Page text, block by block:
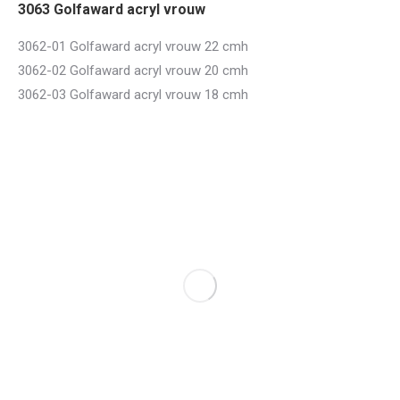
3063 Golfaward acryl vrouw
3062-01 Golfaward acryl vrouw 22 cmh
3062-02 Golfaward acryl vrouw 20 cmh
3062-03 Golfaward acryl vrouw 18 cmh